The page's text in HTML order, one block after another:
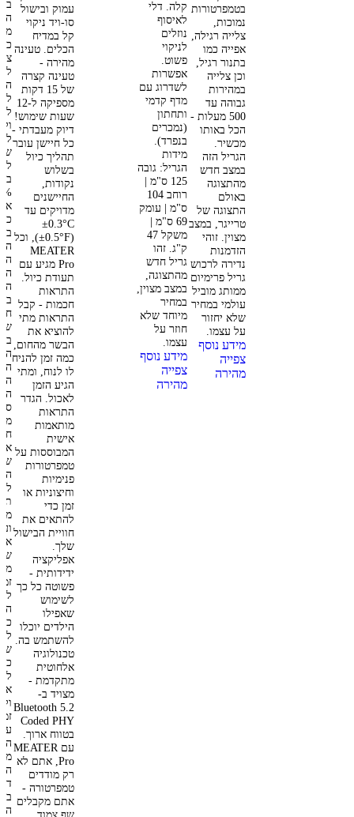
בטמפרטורות
נמוכות,
צלייה רגילה,
אפייה כמו
בתנור רגיל,
וכן צלייה
במהירות
גבוהה עד
500 מעלות -
הכל באותו
מכשיר.
הגריל הזה
במצב חדש
מהתצוגה
באולם
התצוגה של
טרייגר, במצב
מצוין. זוהי
הזדמנות
נדירה לרכוש
גריל פרימיום
ממותג מוביל
עולמי במחיר
שלא יחזור
על עצמו.
מידע נוסף
צפייה
מהירה
קלה. דלי
לאיסוף
נוזלים
לניקוי
פשוט.
אפשרות
לשדרוג עם
מדף קדמי
ותחתון
(נמכרים
בנפרד).
מידות
הגריל: גובה
125 ס"מ |
רוחב 104
ס"מ | עומק
69 ס"מ |
משקל 47
ק"ג. זהו
גריל חדש
מהתצוגה,
במצב מצוין,
במחיר
מיוחד שלא
חוזר על
עצמו.
מידע נוסף
צפייה
מהירה
עמוק ובישול
סו-ויד ניקוי
קל במדיח
הכלים. טעינה
מהירה -
טעינה קצרה
של 15 דקות
מספיקה ל-12
שעות שימוש!
דיוק מעבדתי -
כל חיישן עובר
תהליך כיול
בשלוש
נקודות,
החיישנים
מדויקים עד
±0.3°C
(±0.5°F), וכל
MEATER
Pro מגיע עם
תעודת כיול.
התראות
חכמות - קבל
התראות מתי
להוציא את
הבשר מהחום,
כמה זמן להניח
לו לנוח, ומתי
הגיע הזמן
לאכול. הגדר
התראות
מותאמות
אישית
המבוססות על
טמפרטורות
פנימיות
וחיצוניות או
זמן כדי
להתאים את
חוויית הבישול
שלך.
אפליקציה
ידידותית -
פשוטה כל כך
לשימוש
שאפילו
הילדים יוכלו
להשתמש בה.
טכנולוגיה
אלחוטית
מתקדמת -
מצויד ב-
Bluetooth 5.2
Coded PHY
בטווח ארוך.
עם MEATER
Pro, אתם לא
רק מודדים
טמפרטורה -
אתם מקבלים